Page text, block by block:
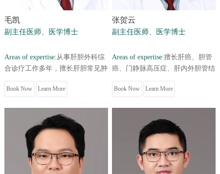
毛凯
副主任医师、医学博士
Areas of expertise:从事肝胆外科综
合诊疗工作多年，擅长肝胆常见肿
瘤的微创治疗及综合治疗，长期致
力于乙肝病毒致肝癌的基础及...
Book Now Learn More
张贺云
副主任医师、医学博士
Areas of expertise:擅长肝癌、胆管
癌、门静脉高压症、肝内外胆管结
石及胃肠道恶性肿瘤等疾病的诊断
及治疗。
Book Now Learn More